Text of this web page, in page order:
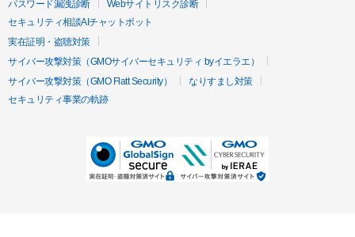
パスワード漏洩診断
Webサイトリスク診断
セキュリティ相談AIチャットボット
実在証明・盗聴対策
サイバー攻撃対策（GMOサイバーセキュリティ byイエラエ）
サイバー攻撃対策（GMO Flatt Security）
なりすまし対策
セキュリティ事業の軌跡